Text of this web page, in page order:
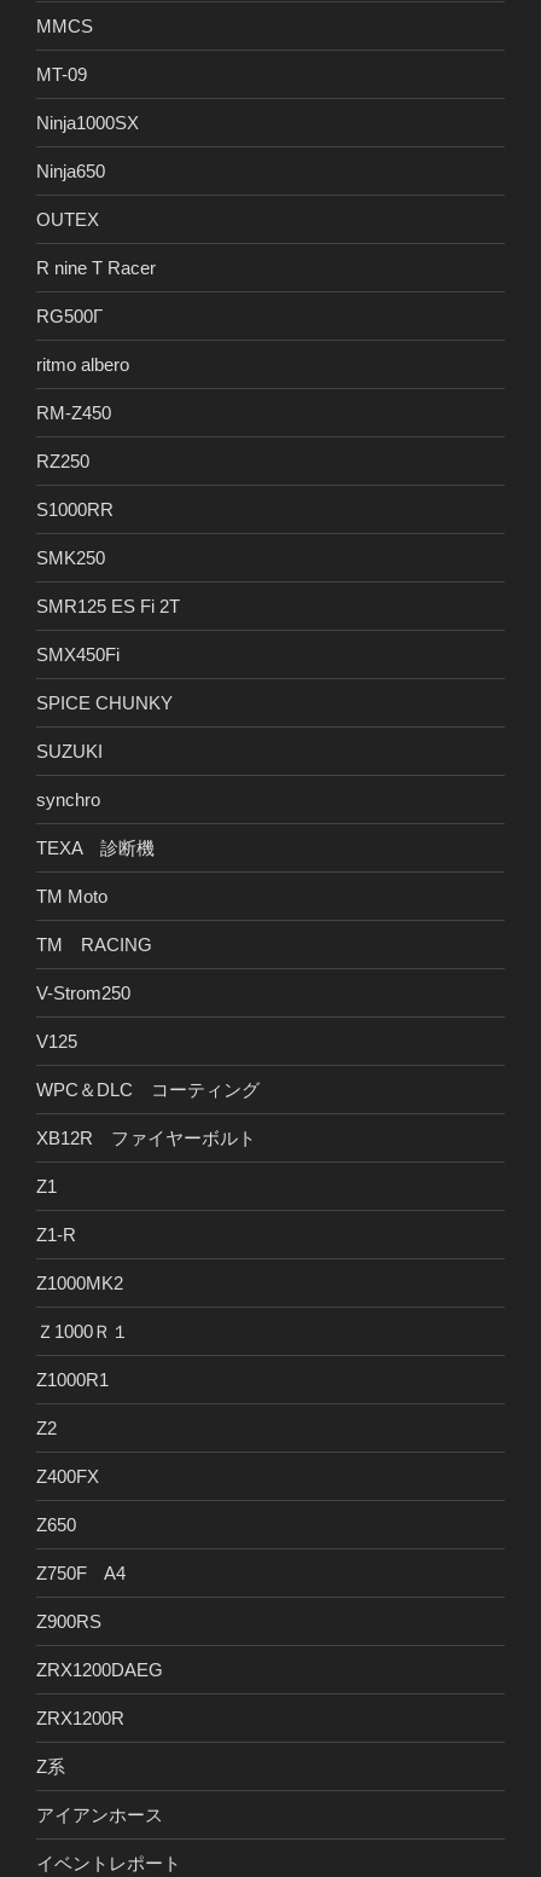
MMCS
MT-09
Ninja1000SX
Ninja650
OUTEX
R nine T Racer
RG500Γ
ritmo albero
RM-Z450
RZ250
S1000RR
SMK250
SMR125 ES Fi 2T
SMX450Fi
SPICE CHUNKY
SUZUKI
synchro
TEXA 診断機
TM Moto
TM RACING
V-Strom250
V125
WPC＆DLC コーティング
XB12R ファイヤーボルト
Z1
Z1-R
Z1000MK2
Ｚ1000Ｒ１
Z1000R1
Z2
Z400FX
Z650
Z750F A4
Z900RS
ZRX1200DAEG
ZRX1200R
Z系
アイアンホース
イベントレポート